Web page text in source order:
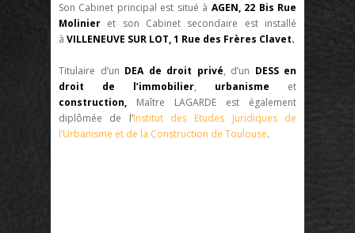
Son Cabinet principal est situé à AGEN, 22 Bis Rue
Molinier et son Cabinet secondaire est installé
à VILLENEUVE SUR LOT, 1 Rue des Frères Clavet.
Titulaire d’un DEA de droit privé, d’un DESS en
droit de l’immobilier, urbanisme et
construction, Maître LAGARDE est également
diplômée de l’Institut des Etudes Juridiques de
l’Urbanisme et de la Construction de Toulouse.